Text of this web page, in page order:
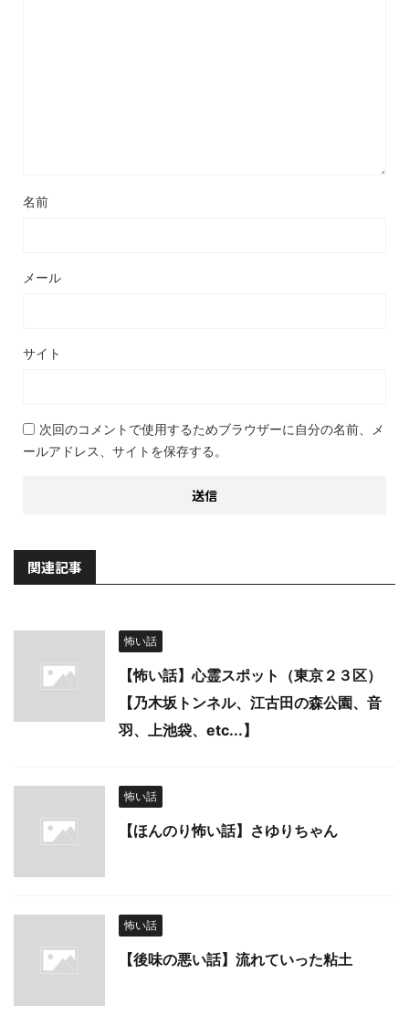
名前
メール
サイト
次回のコメントで使用するためブラウザーに自分の名前、メ
ールアドレス、サイトを保存する。
関連記事
怖い話
【怖い話】心霊スポット（東京２３区）
【乃木坂トンネル、江古田の森公園、音
羽、上池袋、etc...】
怖い話
【ほんのり怖い話】さゆりちゃん
怖い話
【後味の悪い話】流れていった粘土